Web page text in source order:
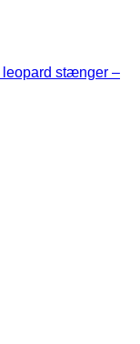
leopard stænger –